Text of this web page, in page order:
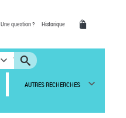
Une question ? Historique
AUTRES RECHERCHES